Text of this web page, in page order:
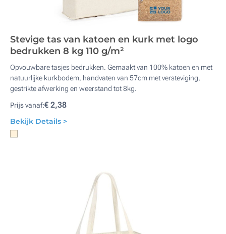
Stevige tas van katoen en kurk met logo
bedrukken 8 kg 110 g/m²
Opvouwbare tasjes bedrukken. Gemaakt van 100% katoen en met
natuurlijke kurkbodem, handvaten van 57cm met versteviging,
gestrikte afwerking en weerstand tot 8kg.
Prijs vanaf:€ 2,38
Bekijk Details >